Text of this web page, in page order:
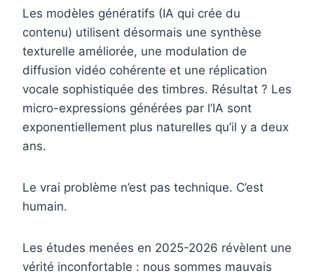
Les modèles génératifs (IA qui crée du
contenu) utilisent désormais une synthèse
texturelle améliorée, une modulation de
diffusion vidéo cohérente et une réplication
vocale sophistiquée des timbres. Résultat ? Les
micro-expressions générées par l’IA sont
exponentiellement plus naturelles qu’il y a deux
ans.
Le vrai problème n’est pas technique. C’est
humain.
Les études menées en 2025-2026 révèlent une
vérité inconfortable : nous sommes mauvais